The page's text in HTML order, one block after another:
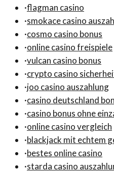
·flagman casino
·smokace casino
·cosmo casino bonus
·online casino freispiele
·vulcan casino bonus
·crypto casino
·joo casino auszahlung
·casino deutschland
·casino bonus ohne
·online casino vergleich
·blackjack mit echtem
·bestes online casino
·starda casino